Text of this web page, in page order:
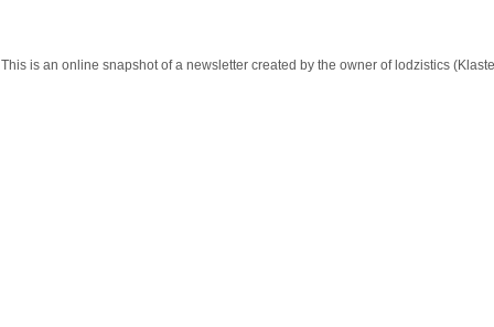
This is an online snapshot of a newsletter created by the owner of lodzistics